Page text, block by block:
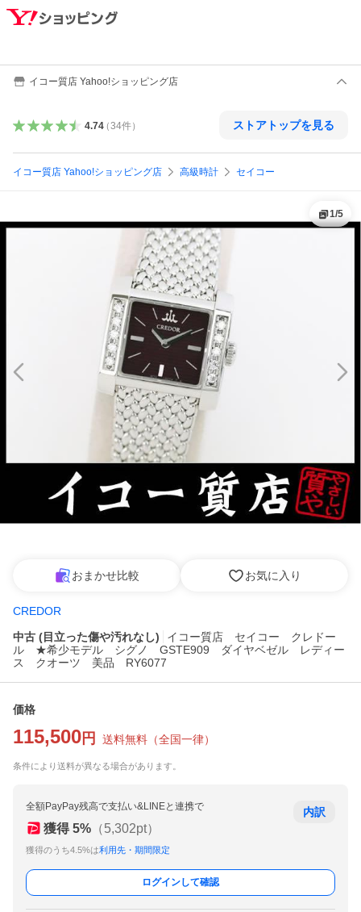
イコー質店 Yahoo!ショッピング店
4.74（34件） ストアトップを見る
イコー質店 Yahoo!ショッピング店 高級時計 セイコー
1/5
おまかせ比較 お気に入り
CREDOR
中古 (目立った傷や汚れなし)
イコー質店 セイコー クレドー
ル ★希少モデル シグノ GSTE909 ダイヤベゼル レディー
ス クオーツ 美品 RY6077
価格
115,500 円 送料無料 （全国一律）
条件により送料が異なる場合があります。
全額PayPay残高で支払い&LINEと連携で
獲得 5% （5,302pt）
獲得のうち4.5%は利用先・期間限定
内訳
ログインして確認